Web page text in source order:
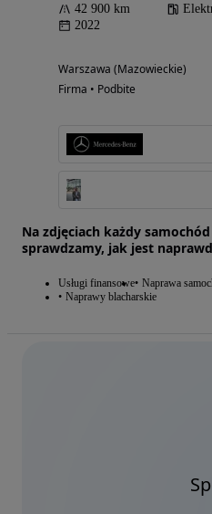
42 900 km
2022
Warszawa (Mazowieckie)
Firma • Podbite
Na zdjęciach każdy
sprawdzamy, jak jest
Usługi finansowe Naprawa
Naprawy blacharskie